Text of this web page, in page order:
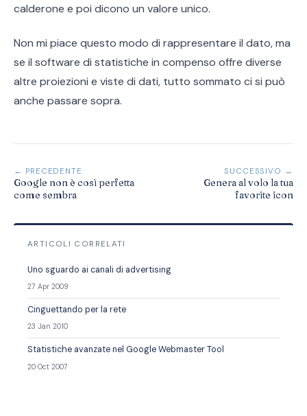
calderone e poi dicono un valore unico.
Non mi piace questo modo di rappresentare il dato, ma
se il software di statistiche in compenso offre diverse
altre proiezioni e viste di dati, tutto sommato ci si può
anche passare sopra.
← PRECEDENTE
Google non è così perfetta
come sembra
SUCCESSIVO →
Genera al volo la tua
favorite icon
ARTICOLI CORRELATI
Uno sguardo ai canali di advertising
27 Apr 2009
Cinguettando per la rete
23 Jan 2010
Statistiche avanzate nel Google Webmaster Tool
20 Oct 2007